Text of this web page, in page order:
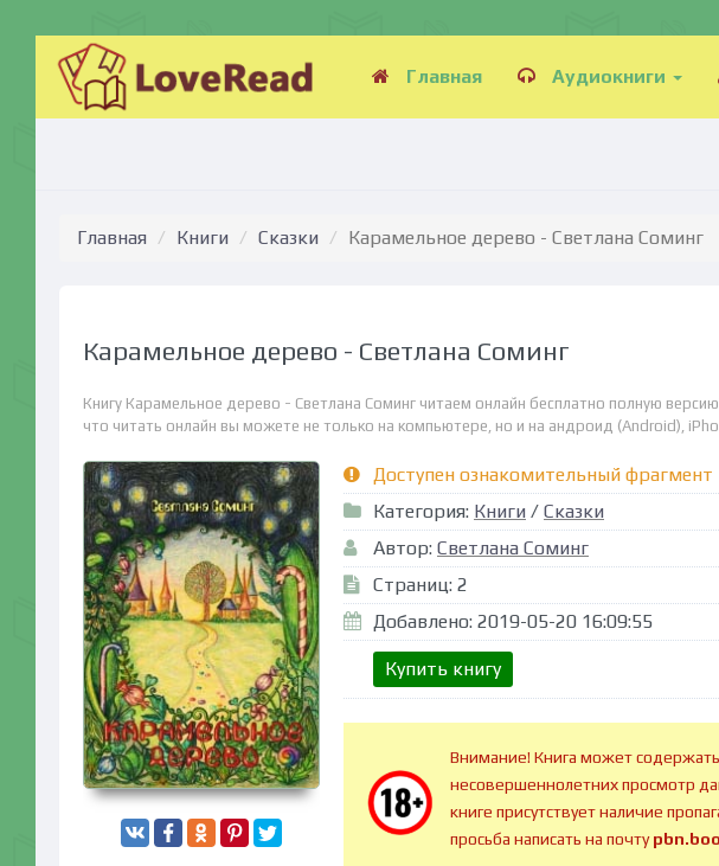
Главная Аудиокниги
Главная Книги Сказки Карамельное дерево - Светлана Соминг
Карамельное дерево - Светлана Соминг
Книгу Карамельное дерево - Светлана Соминг читаем онлайн бесплатно полную
что читать онлайн вы можете не только на компьютере, но и на андроид (Android),
Доступен ознакомительный фрагмент
Категория: Книги / Сказки
Автор: Светлана Соминг
Страниц: 2
Добавлено: 2019-05-20 16:09:55
Купить книгу
Внимание! Книга может
несовершеннолетних просмотр
книге присутствует наличие
просьба написать на почту